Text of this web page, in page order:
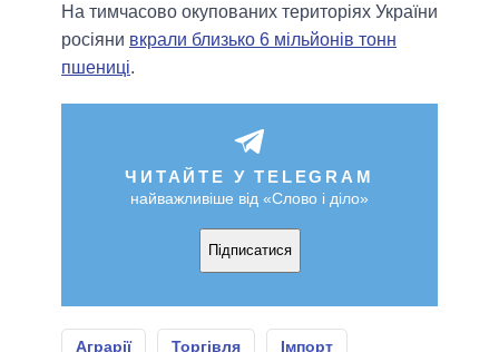
На тимчасово окупованих територіях України
росіяни вкрали близько 6 мільйонів тонн
пшениці.
ЧИТАЙТЕ У TELEGRAM
найважливіше від «Слово і діло»
Підписатися
Аграрії Торгівля Імпорт